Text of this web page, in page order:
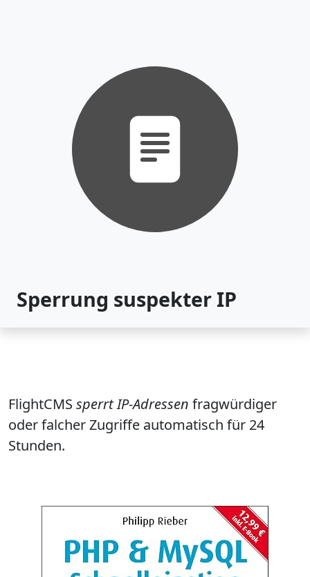
Sperrung suspekter IP
FlightCMS sperrt IP-Adressen fragwürdiger
oder falcher Zugriffe automatisch für 24
Stunden.